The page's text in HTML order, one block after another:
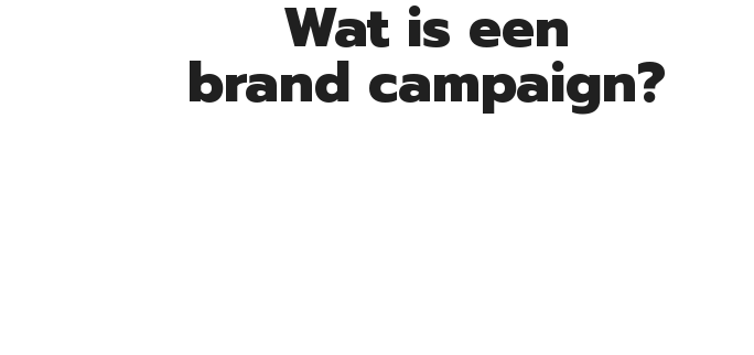
Wat is een
brand campaign?